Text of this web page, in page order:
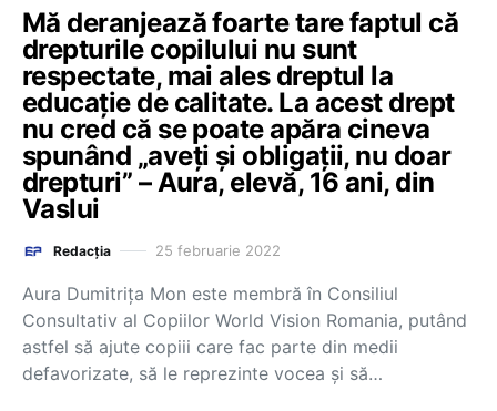
Mă deranjează foarte tare faptul că
drepturile copilului nu sunt
respectate, mai ales dreptul la
educație de calitate. La acest drept
nu cred că se poate apăra cineva
spunând „aveți și obligații, nu doar
drepturi” – Aura, elevă, 16 ani, din
Vaslui
Redacția 25 februarie 2022
Aura Dumitrița Mon este membră în Consiliul
Consultativ al Copiilor World Vision Romania, putând
astfel să ajute copiii care fac parte din medii
defavorizate, să le reprezinte vocea și să…